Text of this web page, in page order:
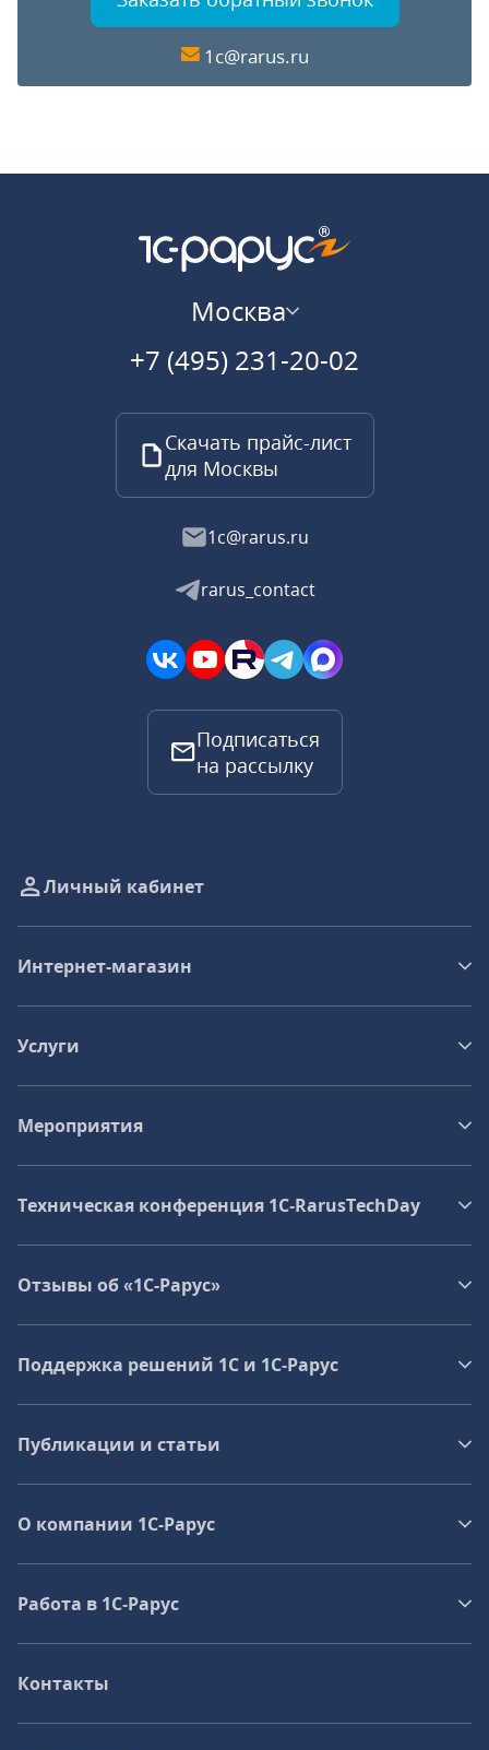
1c@rarus.ru
Москва
+7 (495) 231-20-02
Скачать прайс-лист
для Москвы
1c@rarus.ru
rarus_contact
Подписаться
на рассылку
Личный кабинет
Интернет-магазин
Услуги
Мероприятия
Техническая конференция 1C‑RarusTechDay
Отзывы об «1С-Рарус»
Поддержка решений 1С и 1С‑Рарус
Публикации и статьи
О компании 1C-Рарус
Работа в 1С‑Рарус
Контакты